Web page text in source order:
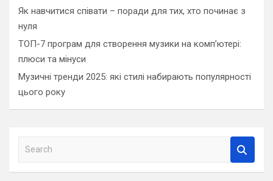
Як навчитися співати – поради для тих, хто починає з
нуля
ТОП-7 програм для створення музики на комп’ютері:
плюси та мінуси
Музичні тренди 2025: які стилі набирають популярності
цього року
a